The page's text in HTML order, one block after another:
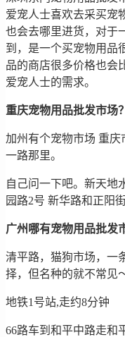
爱宠人士喜欢去采买宠
也会去哪里进货，对于
到，是一个买宠物用品
品的商店很多价格也会
爱宠人士的需求。
重庆宠物用品批发市场？
加州有个宠物市场 重庆
一路那里。
自己问一下吧。新天地
园路2号 新华路和正阳
广州哪有宠物用品批发
清平路，猫狗市场，一
择，但名种的就不常见
地铁1号站,走约8分钟
66路车到和平中路走和